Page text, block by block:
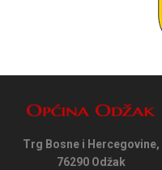
Trg Bosne i Hercegovine,
76290 Odžak